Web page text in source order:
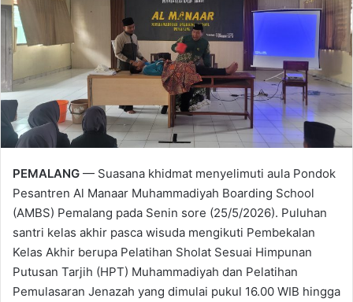
PEMALANG — Suasana khidmat menyelimuti aula Pondok
Pesantren Al Manaar Muhammadiyah Boarding School
(AMBS) Pemalang pada Senin sore (25/5/2026). Puluhan
santri kelas akhir pasca wisuda mengikuti Pembekalan
Kelas Akhir berupa Pelatihan Sholat Sesuai Himpunan
Putusan Tarjih (HPT) Muhammadiyah dan Pelatihan
Pemulasaran Jenazah yang dimulai pukul 16.00 WIB hingga